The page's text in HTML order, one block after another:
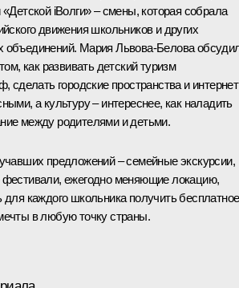
«Детской iВолги» – смены, которая собрала
движения школьников и других
объединений. Мария Львова-Белова
как развивать детский туризм
сделать городские пространства и интернет
а культуру – интереснее, как наладить
между родителями и детьми.
предложений – семейные экскурсии,
фестивали, ежегодно меняющие локацию,
для каждого школьника получить бесплатное
в любую точку страны.